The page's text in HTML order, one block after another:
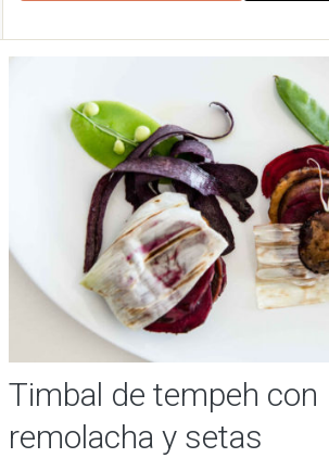
Timbal de tempeh con
remolacha y setas